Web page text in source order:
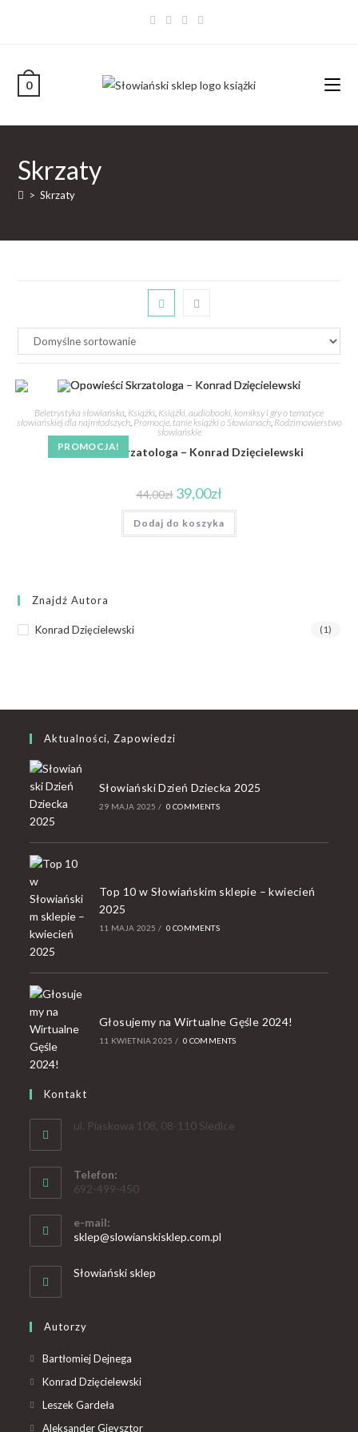
0
Skrzaty
> Skrzaty
PROMOCJA!
Beletrystyka słowiańska, Książki, Książki, audiobooki, komiksy i gry o tematyce
słowiańskiej dla najmłodszych, Promocje, tanie książki o Słowianach, Rodzimowierstwo
słowiańskie
Opowieści Skrzatologa – Konrad Dzięcielewski
44,00zł 39,00zł
Dodaj do koszyka
Znajdź Autora
Konrad Dzięcielewski (1)
Aktualności, Zapowiedzi
Słowiański Dzień Dziecka 2025
29 MAJA 2025 / 0 COMMENTS
Top 10 w Słowiańskim sklepie – kwiecień
2025
11 MAJA 2025 / 0 COMMENTS
Głosujemy na Wirtualne Gęśle 2024!
11 KWIETNIA 2025 / 0 COMMENTS
Kontakt
ul. Piaskowa 108, 08-110 Siedlce
Telefon:
692-499-450
e-mail:
sklep@slowianskisklep.com.pl
Słowiański sklep
Autorzy
Bartłomiej Dejnega
Konrad Dzięcielewski
Leszek Gardeła
Aleksander Gieysztor